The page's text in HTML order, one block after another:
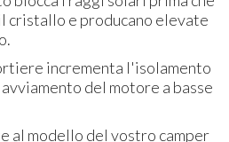
cristallo e producano elevate
incrementa l'isolamento
del motore a basse
al modello del vostro camper